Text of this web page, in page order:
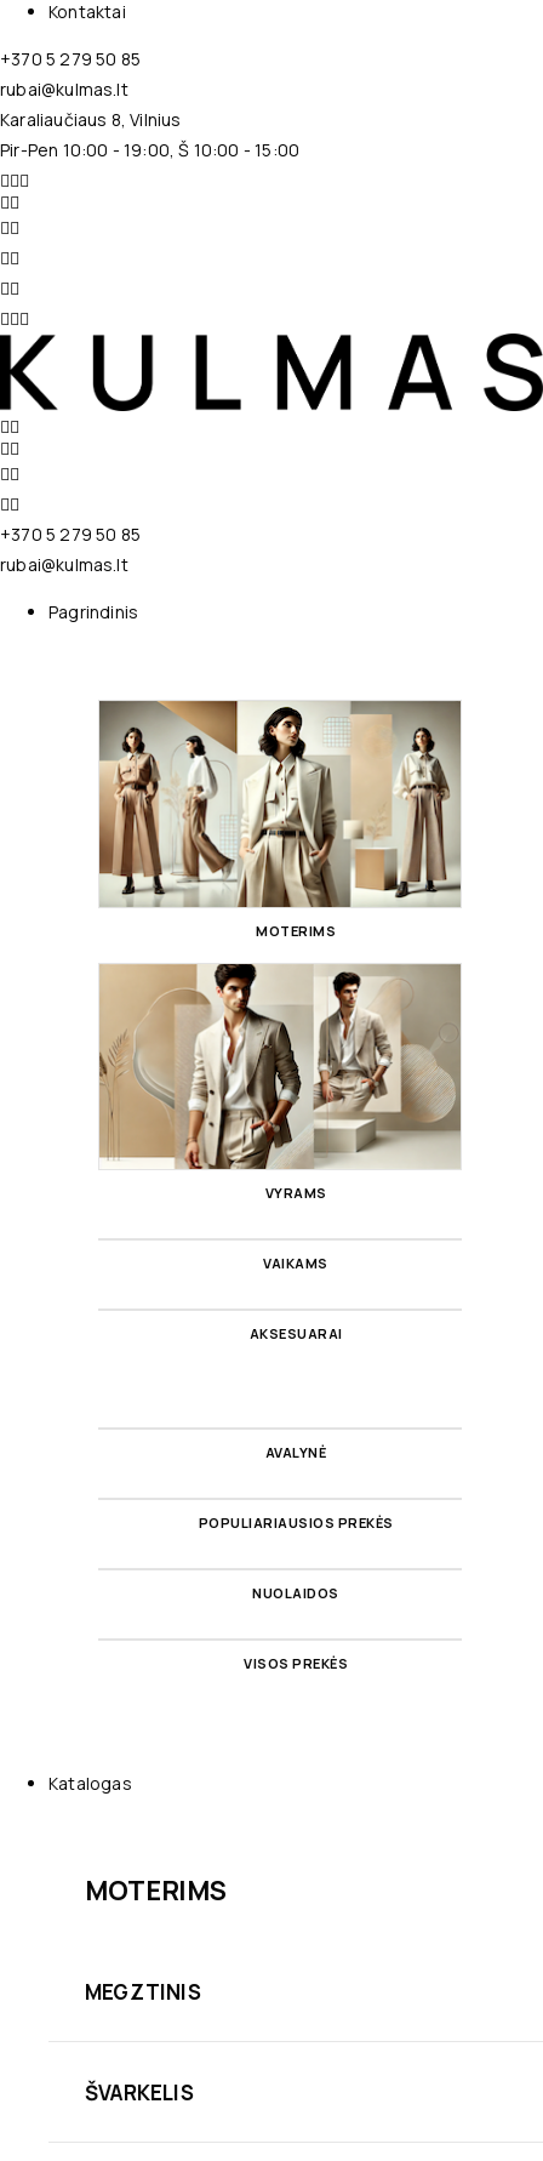
Kontaktai
+370 5 279 50 85
rubai@kulmas.lt
Karaliaučiaus 8, Vilnius
Pir-Pen 10:00 - 19:00, Š 10:00 - 15:00
+370 5 279 50 85
rubai@kulmas.lt
Pagrindinis
MOTERIMS
VYRAMS
VAIKAMS
AKSESUARAI
AVALYNĖ
POPULIARIAUSIOS PREKĖS
NUOLAIDOS
VISOS PREKĖS
Katalogas
MOTERIMS
MEGZTINIS
ŠVARKELIS